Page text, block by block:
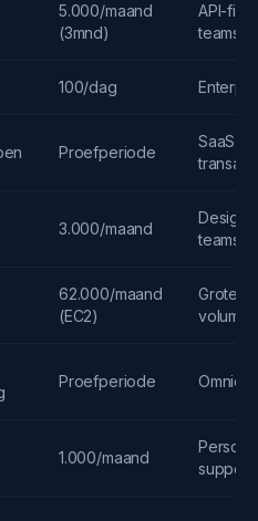
5.000/maand
(3mnd)
API-first
teams
100/dag
Proefperiode
SaaS-
3.000/maand
Design
teams
62.000/maand
(EC2)
Grote
volumes
Proefperiode
1.000/maand
support